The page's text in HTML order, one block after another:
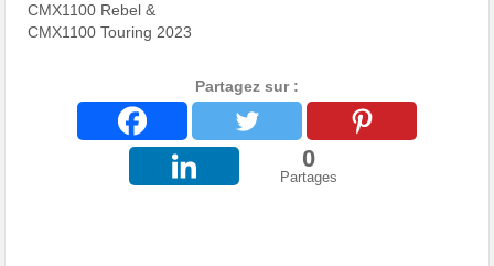
CMX1100 Rebel &
CMX1100 Touring 2023
Partagez sur :
0
Partages